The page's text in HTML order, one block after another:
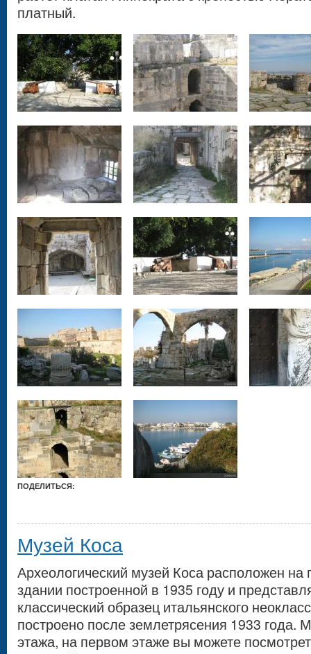
платный.
ПОДЕЛИТЬСЯ:
Музей Коса
Археологический музей Коса расположен
здании построенной в 1935 году и
классический образец итальянского
построено после землетрясения 1933 года.
этажа, на первом этаже вы можете